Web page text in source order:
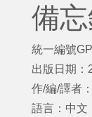
備
統一編號
出版日期：
作/編/譯者：
語言：中文